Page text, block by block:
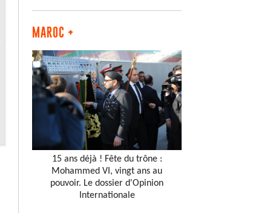
MAROC +
15 ans déjà ! Fête du trône :
Mohammed VI, vingt ans au
pouvoir. Le dossier d'Opinion
Internationale